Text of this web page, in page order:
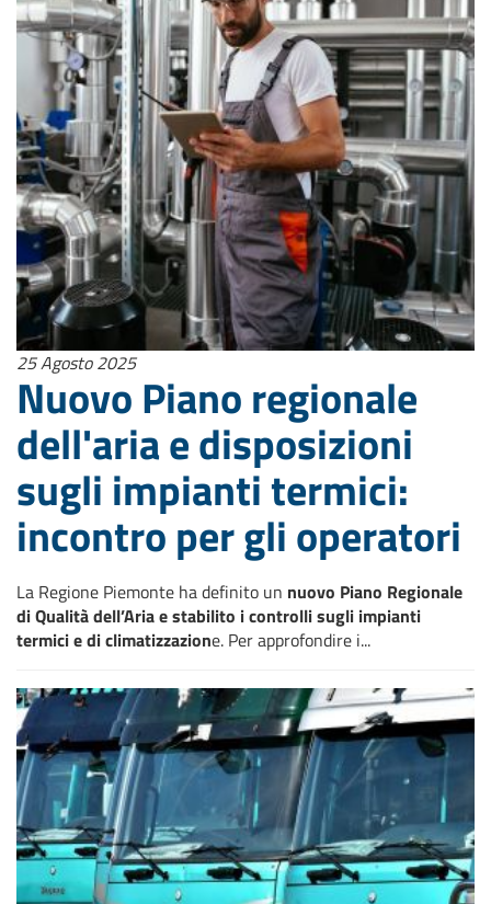
25 Agosto 2025
Nuovo Piano regionale
dell'aria e disposizioni
sugli impianti termici:
incontro per gli operatori
La Regione Piemonte ha definito un nuovo Piano Regionale
di Qualità dell’Aria e stabilito i controlli sugli impianti
termici e di climatizzazione. Per approfondire i...